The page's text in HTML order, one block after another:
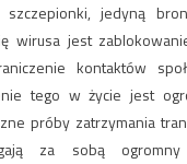
jedyną
wirusa jest
kontaktów
tego w życie jest
próby zatrzymania
za sobą